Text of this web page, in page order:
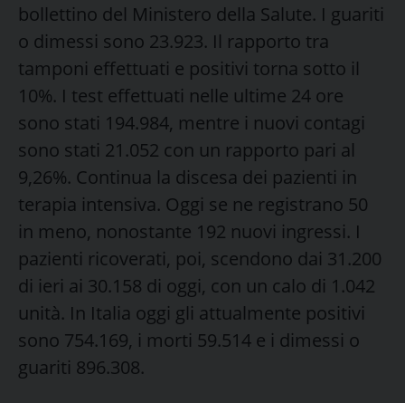
bollettino del Ministero della Salute. I guariti
o dimessi sono 23.923. Il rapporto tra
tamponi effettuati e positivi torna sotto il
10%. I test effettuati nelle ultime 24 ore
sono stati 194.984, mentre i nuovi contagi
sono stati 21.052 con un rapporto pari al
9,26%. Continua la discesa dei pazienti in
terapia intensiva. Oggi se ne registrano 50
in meno, nonostante 192 nuovi ingressi. I
pazienti ricoverati, poi, scendono dai 31.200
di ieri ai 30.158 di oggi, con un calo di 1.042
unità. In Italia oggi gli attualmente positivi
sono 754.169, i morti 59.514 e i dimessi o
guariti 896.308.